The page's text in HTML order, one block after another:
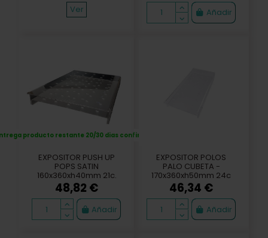
Ver Añadir
producto restante 20/30 dias confirmación
EXPOSITOR PUSH UP
POPS SATIN
160x360xh40mm 21c.
48,82 €
Añadir
EXPOSITOR POLOS
PALO CUBETA -
170x360xh50mm 24c
46,34 €
Añadir